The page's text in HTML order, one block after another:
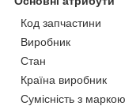
Код запчастини
Виробник
Стан
Країна виробник
Сумісність з маркою